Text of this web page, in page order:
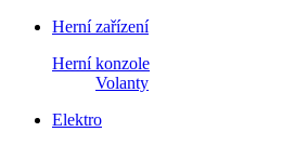
Herní zařízení
Herní konzole
Volanty
Elektro